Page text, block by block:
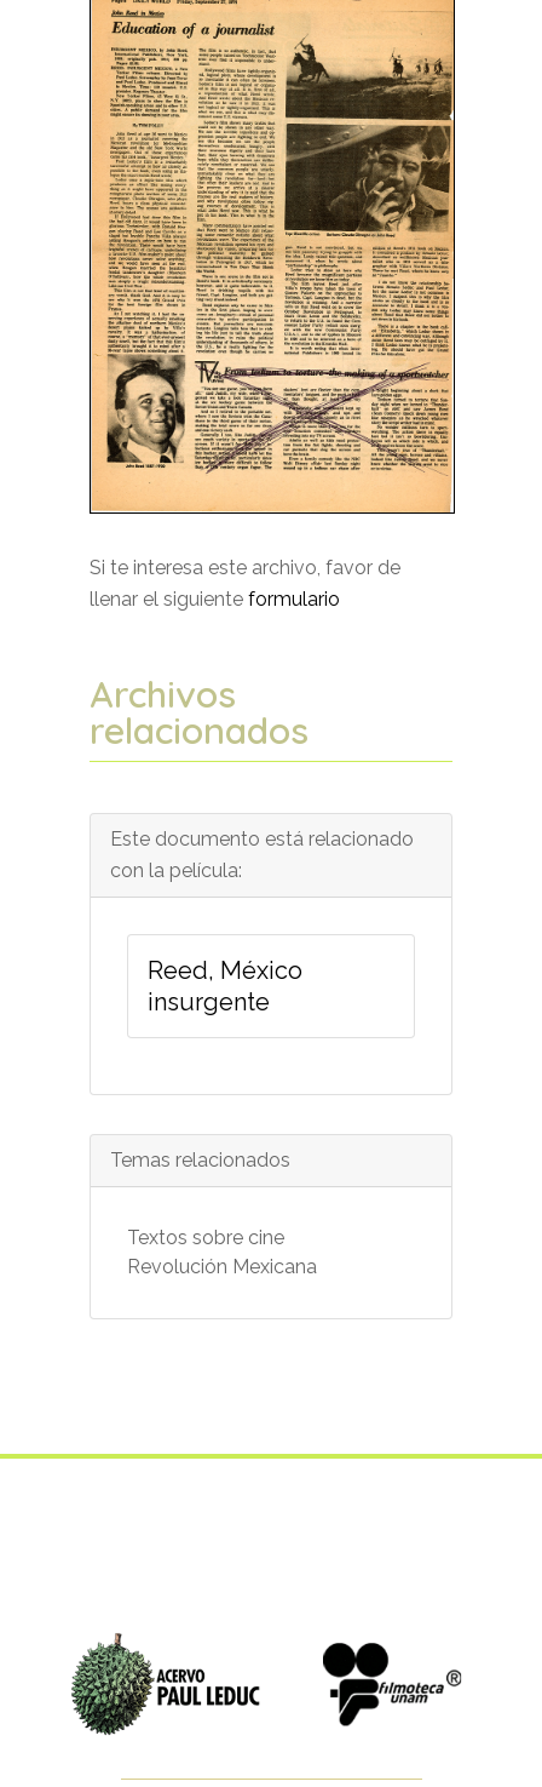
Si te interesa este archivo, favor de
llenar el siguiente formulario
Archivos
relacionados
Este documento está relacionado
con la película:
Reed, México
insurgente
Temas relacionados
Textos sobre cine
Revolución Mexicana